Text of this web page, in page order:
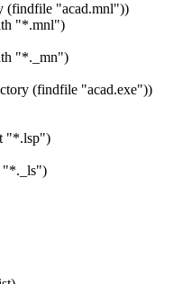
(findfile "acad.mnl"))
"*.mnl")
"*._mn")
(findfile "acad.exe"))
"*.lsp")